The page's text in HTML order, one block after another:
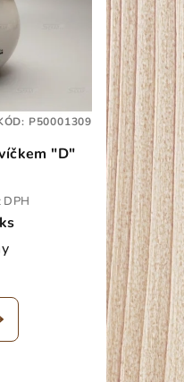
"D"
P50001309